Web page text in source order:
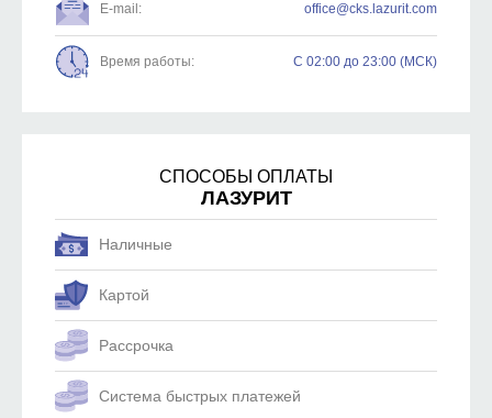
E-mail: office@cks.lazurit.com
Время работы: С 02:00 до 23:00 (МСК)
СПОСОБЫ ОПЛАТЫ
ЛАЗУРИТ
Наличные
Картой
Рассрочка
Система быстрых платежей